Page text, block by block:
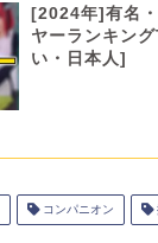
[2024年]有名
ヤーランキン
い・日本人]
コンパニオン